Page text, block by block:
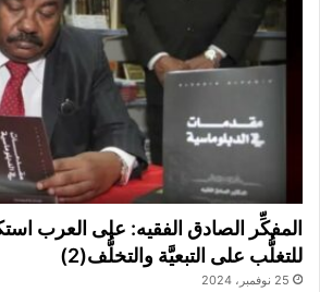
المفكِّر الصادق الفقيه: على العرب
للتغلُّب على التبعيَّة والتخلُّف(2)
25 نوفمبر، 2024